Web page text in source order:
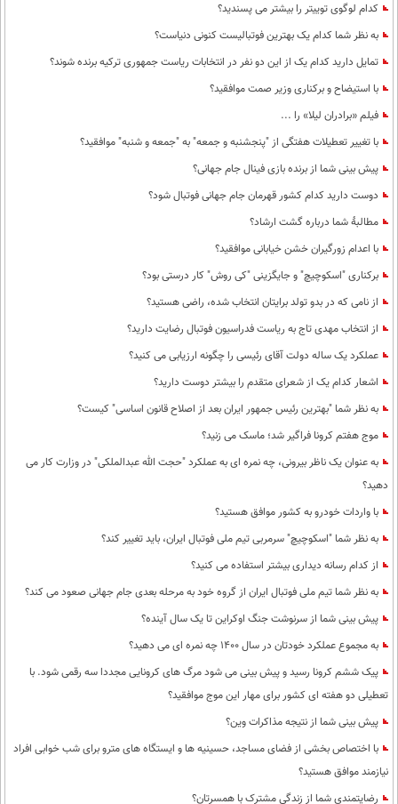
کدام لوگوی توییتر را بیشتر می پسندید؟
به نظر شما کدام یک بهترین فوتبالیست کنونی دنیاست؟
تمایل دارید کدام یک از این دو نفر در انتخابات ریاست جمهوری ترکیه برنده شوند؟
با استیضاح و برکناری وزیر صمت موافقید؟
فیلم «برادران لیلا» را ...
با تغییر تعطیلات هفتگی از "پنجشنبه و جمعه" به "جمعه و شنبه" موافقید؟
پیش بینی شما از برنده بازی فینال جام جهانی؟
دوست دارید کدام کشور قهرمان جام جهانی فوتبال شود؟
مطالبۀ شما درباره گشت ارشاد؟
با اعدام زورگیران خشن خیابانی موافقید؟
برکناری "اسکوچیچ" و جایگزینی "کی روش" کار درستی بود؟
از نامی که در بدو تولد برایتان انتخاب شده، راضی هستید؟
از انتخاب مهدی تاج به ریاست فدراسیون فوتبال رضایت دارید؟
عملکرد یک ساله دولت آقای رئیسی را چگونه ارزیابی می کنید؟
اشعار کدام یک از شعرای متقدم را بیشتر دوست دارید؟
به نظر شما "بهترین رئیس جمهور ایران بعد از اصلاح قانون اساسی" کیست؟
موج هفتم کرونا فراگیر شد؛ ماسک می زنید؟
به عنوان یک ناظر بیرونی، چه نمره ای به عملکرد "حجت الله عبدالملکی" در وزارت کار می
دهید؟
با واردات خودرو به کشور موافق هستید؟
به نظر شما "اسکوچیچ" سرمربی تیم ملی فوتبال ایران، باید تغییر کند؟
از کدام رسانه دیداری بیشتر استفاده می کنید؟
به نظر شما تیم ملی فوتبال ایران از گروه خود به مرحله بعدی جام جهانی صعود می کند؟
پیش بینی شما از سرنوشت جنگ اوکراین تا یک سال آینده؟
به مجموع عملکرد خودتان در سال 1400 چه نمره ای می دهید؟
پیک ششم کرونا رسید و پیش بینی می شود مرگ های کرونایی مجددا سه رقمی شود. با
تعطیلی دو هفته ای کشور برای مهار این موج موافقید؟
پیش بینی شما از نتیجه مذاکرات وین؟
با اختصاص بخشی از فضای مساجد، حسینیه ها و ایستگاه های مترو برای شب خوابی افراد
نیازمند موافق هستید؟
رضایتمندی شما از زندگی مشترک با همسرتان؟